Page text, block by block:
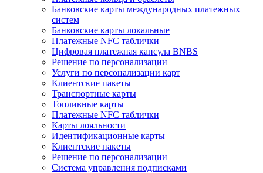
Банковские карты международных платежных
систем
Банковские карты локальные
Платeжные NFC таблички
Цифровая платeжная капсула BNBS
Решение по персонализации
Услуги по персонализации карт
Клиентские пакеты
Транспортные карты
Топливные карты
Платeжные NFC таблички
Карты лояльности
Идентификационные карты
Клиентские пакеты
Решение по персонализации
Система управления подписками